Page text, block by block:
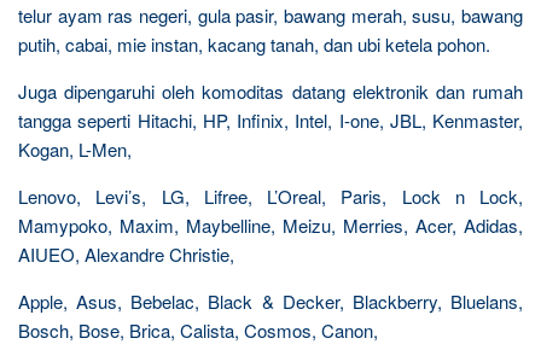
telur ayam ras negeri, gula pasir, bawang merah, susu, bawang
putih, cabai, mie instan, kacang tanah, dan ubi ketela pohon.
Juga dipengaruhi oleh komoditas datang elektronik dan rumah
tangga seperti Hitachi, HP, Infinix, Intel, I-one, JBL, Kenmaster,
Kogan, L-Men,
Lenovo, Levi’s, LG, Lifree, L’Oreal, Paris, Lock n Lock,
Mamypoko, Maxim, Maybelline, Meizu, Merries, Acer, Adidas,
AIUEO, Alexandre Christie,
Apple, Asus, Bebelac, Black & Decker, Blackberry, Bluelans,
Bosch, Bose, Brica, Calista, Cosmos, Canon,